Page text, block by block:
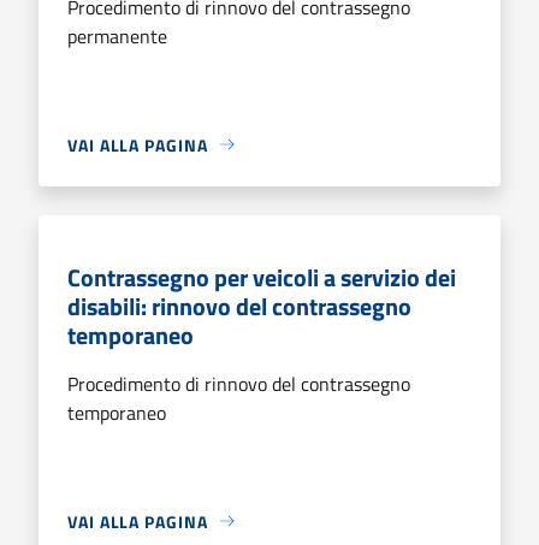
Procedimento di rinnovo del contrassegno
permanente
VAI ALLA PAGINA
Contrassegno per veicoli a servizio dei
disabili: rinnovo del contrassegno
temporaneo
Procedimento di rinnovo del contrassegno
temporaneo
VAI ALLA PAGINA